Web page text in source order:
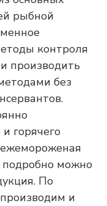
рыбной
контроля
производить
без
горячего
можно
По
и